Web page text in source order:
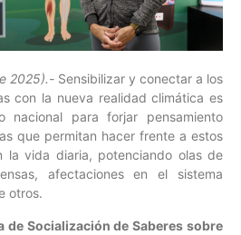
2025).- Sensibilizar y conectar a los
con la nueva realidad climática es
nacional para forjar pensamiento
que permitan hacer frente a estos
la vida diaria, potenciando olas de
afectaciones en el sistema
otros.
de Socialización de Saberes sobre